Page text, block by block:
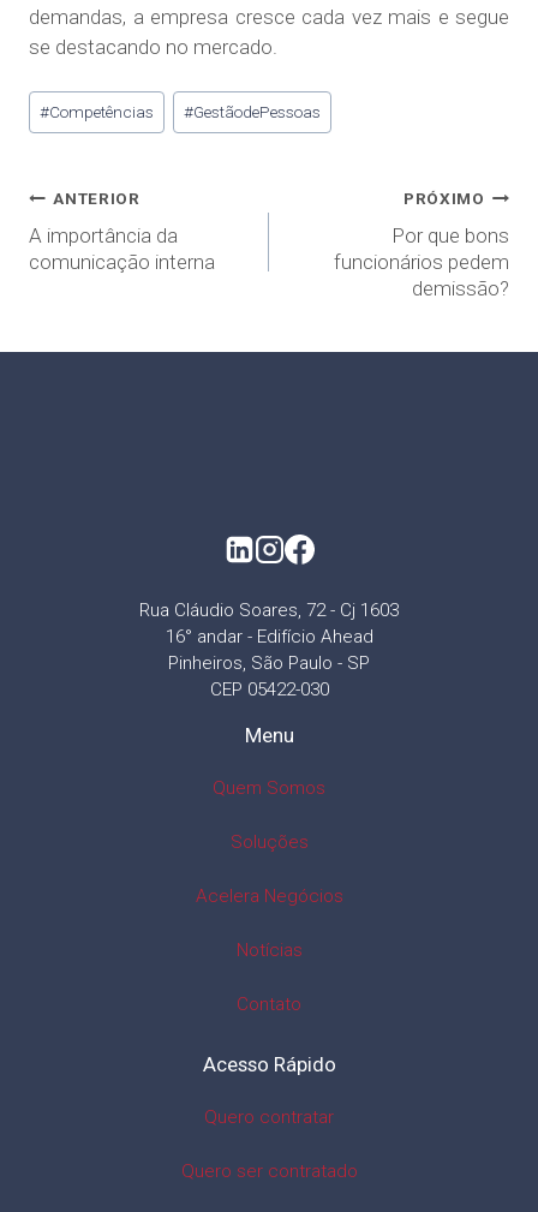
demandas, a empresa cresce cada vez mais e segue
se destacando no mercado.
#Competências #GestãodePessoas
ANTERIOR
A importância da
comunicação interna
PRÓXIMO
Por que bons
funcionários pedem
demissão?
Rua Cláudio Soares, 72 - Cj 1603
16° andar - Edifício Ahead
Pinheiros, São Paulo - SP
CEP 05422-030
Menu
Quem Somos
Soluções
Acelera Negócios
Notícias
Contato
Acesso Rápido
Quero contratar
Quero ser contratado